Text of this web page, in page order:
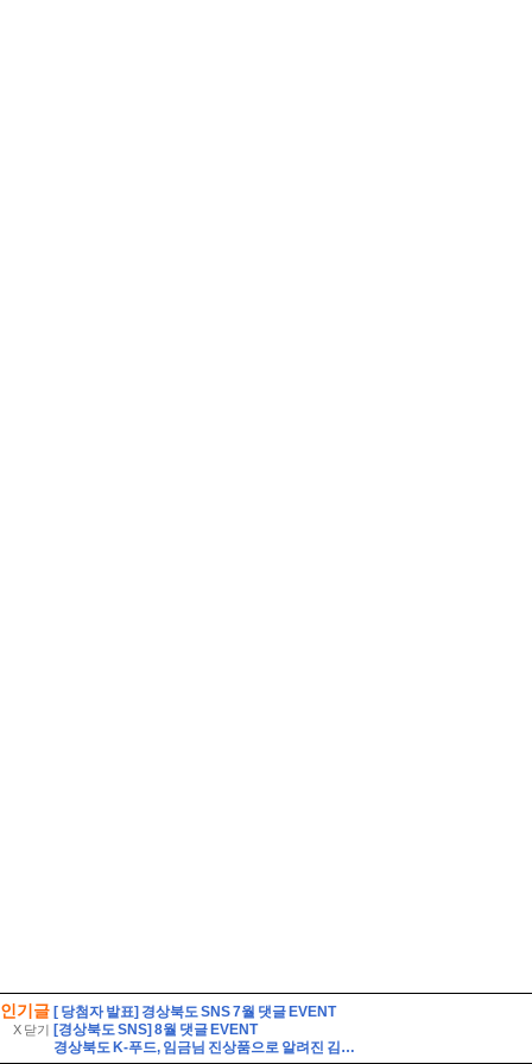
인기글
X 닫기
[ 당첨자 발표] 경상북도 SNS 7월 댓글 EVENT
[경상북도 SNS] 8월 댓글 EVENT
경상북도 K-푸드, 임금님 진상품으로 알려진 김천 지례흑돼지를 소개합니다